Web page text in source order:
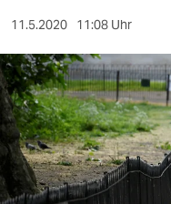
sport
berlin
nord
wahrheit
verlag
11.5.2020 11:08 Uhr